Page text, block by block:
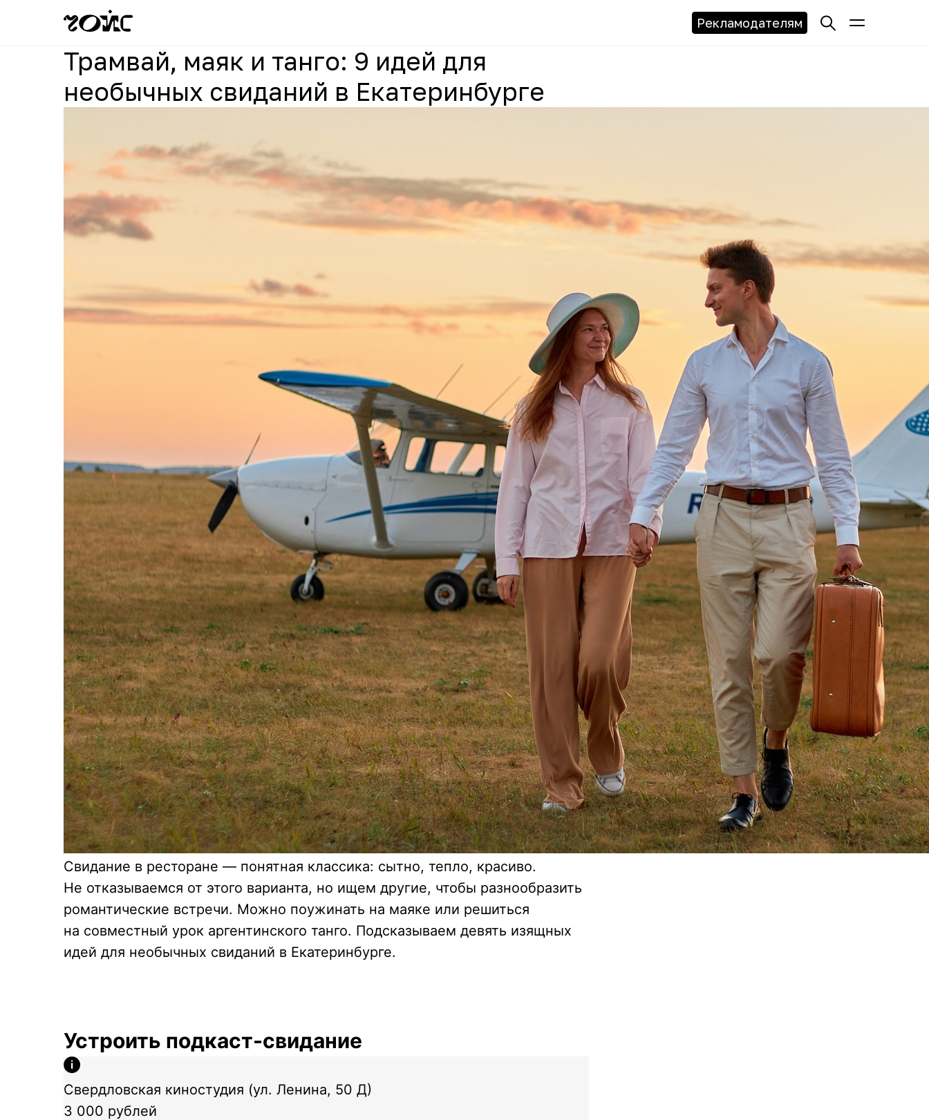
Рекламодателям
Трамвай, маяк и танго: 9 идей для
необычных свиданий в Екатеринбурге
Свидание в ресторане — понятная классика: сытно, тепло, красиво.
Не отказываемся от этого варианта, но ищем другие, чтобы разнообразить
романтические встречи. Можно поужинать на маяке или решиться
на совместный урок аргентинского танго. Подсказываем девять изящных
идей для необычных свиданий в Екатеринбурге.
Устроить подкаст-свидание
Свердловская киностудия (ул. Ленина, 50 Д)
3 000 рублей